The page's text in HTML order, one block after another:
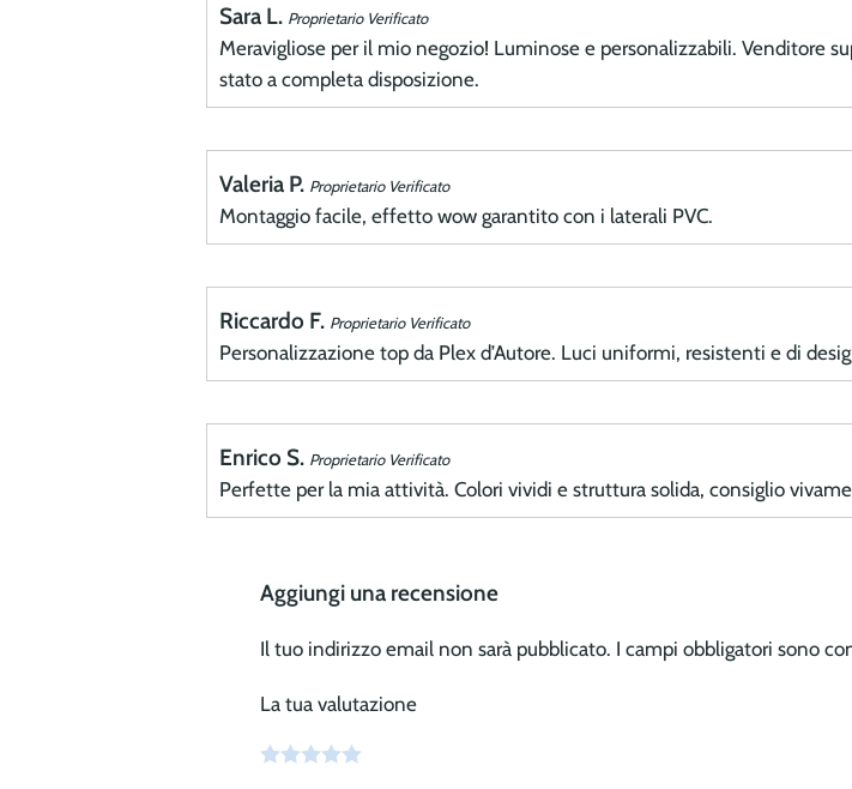
Sara L. Proprietario Verificato
Meravigliose per il mio negozio! Luminose e personalizzabili. Venditore
stato a completa disposizione.
Valeria P. Proprietario Verificato
Montaggio facile, effetto wow garantito con i laterali PVC.
Riccardo F. Proprietario Verificato
Personalizzazione top da Plex d’Autore. Luci uniformi, resistenti e di
Enrico S. Proprietario Verificato
Perfette per la mia attività. Colori vividi e struttura solida, consiglio
Aggiungi una recensione
Il tuo indirizzo email non sarà pubblicato. I campi obbligatori sono
La tua valutazione